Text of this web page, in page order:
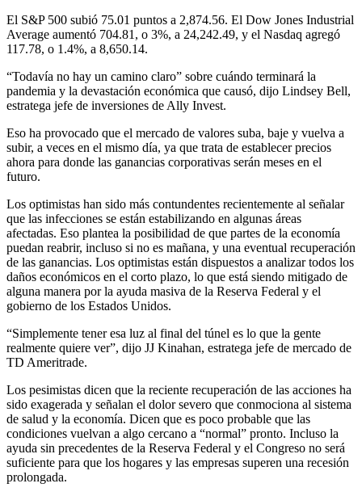
El S&P 500 subió 75.01 puntos a 2,874.56. El Dow Jones Industrial
Average aumentó 704.81, o 3%, a 24,242.49, y el Nasdaq agregó
117.78, o 1.4%, a 8,650.14.
“Todavía no hay un camino claro” sobre cuándo terminará la
pandemia y la devastación económica que causó, dijo Lindsey Bell,
estratega jefe de inversiones de Ally Invest.
Eso ha provocado que el mercado de valores suba, baje y vuelva a
subir, a veces en el mismo día, ya que trata de establecer precios
ahora para donde las ganancias corporativas serán meses en el
futuro.
Los optimistas han sido más contundentes recientemente al señalar
que las infecciones se están estabilizando en algunas áreas
afectadas. Eso plantea la posibilidad de que partes de la economía
puedan reabrir, incluso si no es mañana, y una eventual recuperación
de las ganancias. Los optimistas están dispuestos a analizar todos los
daños económicos en el corto plazo, lo que está siendo mitigado de
alguna manera por la ayuda masiva de la Reserva Federal y el
gobierno de los Estados Unidos.
“Simplemente tener esa luz al final del túnel es lo que la gente
realmente quiere ver”, dijo JJ Kinahan, estratega jefe de mercado de
TD Ameritrade.
Los pesimistas dicen que la reciente recuperación de las acciones ha
sido exagerada y señalan el dolor severo que conmociona al sistema
de salud y la economía. Dicen que es poco probable que las
condiciones vuelvan a algo cercano a “normal” pronto. Incluso la
ayuda sin precedentes de la Reserva Federal y el Congreso no será
suficiente para que los hogares y las empresas superen una recesión
prolongada.